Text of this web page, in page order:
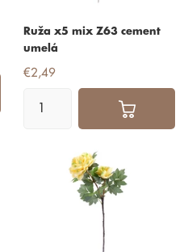
Ruža x5 mix Z63 cement
umelá
€2,49